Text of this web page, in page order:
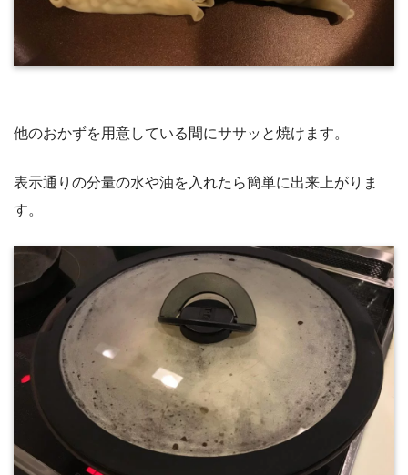
他のおかずを用意している間にササッと焼けます。
表示通りの分量の水や油を入れたら簡単に出来上がりま
す。